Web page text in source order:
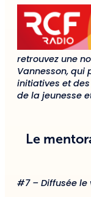
retrouvez une
Vannesson, qui
initiatives et
de la jeunesse
Le
#7 – Diffusée le